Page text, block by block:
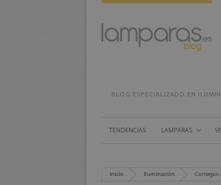
BLOG ESPECIALIZADO EN
TENDENCIAS LAMPARAS
Inicio Iluminación